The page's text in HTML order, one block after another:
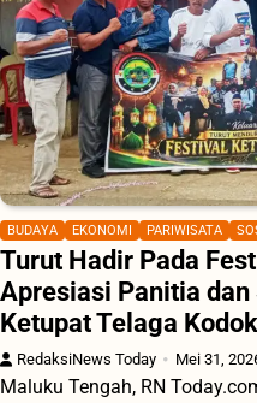
BUDAYA EKONOMI PARIWISATA
Turut Hadir Pada
Apresiasi Panitia dan
Ketupat Telaga
RedaksiNews Today Mei 31,
Maluku Tengah, RN